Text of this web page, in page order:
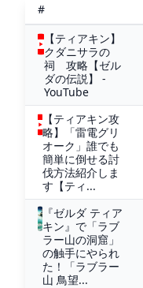
#
【ティアキン】
クダニサラの
祠 攻略【ゼル
ダの伝説】 -
YouTube
【ティアキン攻
略】「雷電グリ
オーク」誰でも
簡単に倒せる討
伐方法紹介しま
す【ティ...
『ゼルダ ティア
キン』で「ラブ
ラー山の洞窟」
の触手にやられ
た！「ラブラー
山 鳥望...